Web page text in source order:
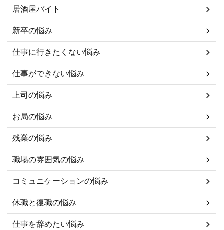
居酒屋バイト
新卒の悩み
仕事に行きたくない悩み
仕事ができない悩み
上司の悩み
お局の悩み
残業の悩み
職場の雰囲気の悩み
コミュニケーションの悩み
休職と復職の悩み
仕事を辞めたい悩み